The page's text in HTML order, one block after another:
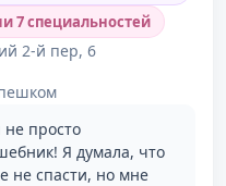
7 специальностей
2-й пер, 6
просто
Я думала, что
не спасти, но мне